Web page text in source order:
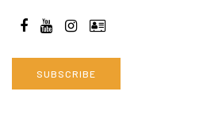
SUBSCRIBE